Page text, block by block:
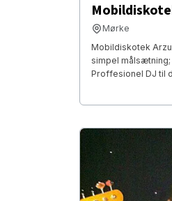
Mørke
Mobildiskotek
simpel
Proffesionel DJ til